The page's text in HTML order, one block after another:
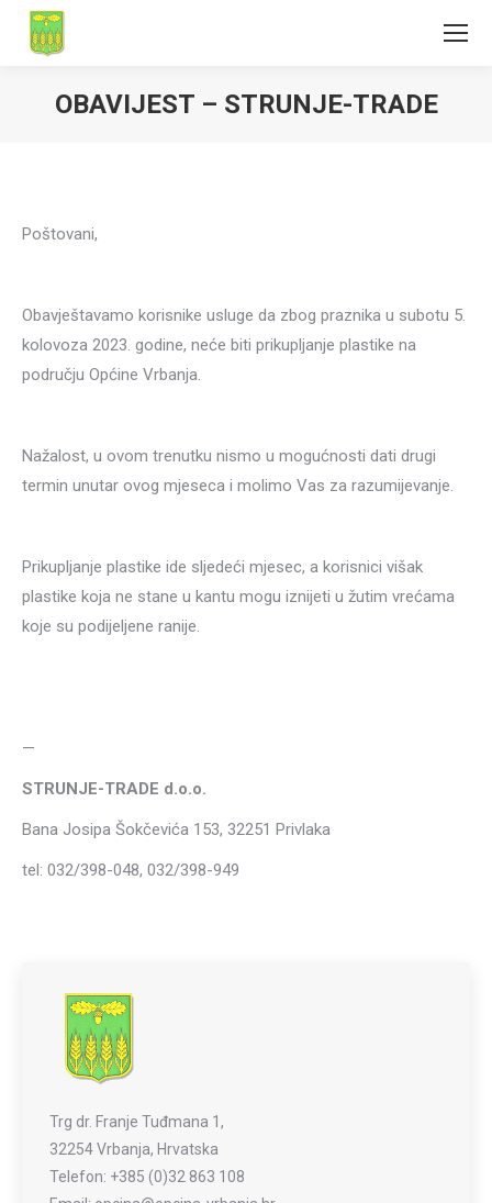
OBAVIJEST – STRUNJE-TRADE
Poštovani,
Obavještavamo korisnike usluge da zbog praznika u subotu 5.
kolovoza 2023. godine, neće biti prikupljanje plastike na
području Općine Vrbanja.
Nažalost, u ovom trenutku nismo u mogućnosti dati drugi
termin unutar ovog mjeseca i molimo Vas za razumijevanje.
Prikupljanje plastike ide sljedeći mjesec, a korisnici višak
plastike koja ne stane u kantu mogu iznijeti u žutim vrećama
koje su podijeljene ranije.
—
STRUNJE-TRADE d.o.o.
Bana Josipa Šokčevića 153, 32251 Privlaka
tel: 032/398-048, 032/398-949
Trg dr. Franje Tuđmana 1,
32254 Vrbanja, Hrvatska
Telefon: +385 (0)32 863 108